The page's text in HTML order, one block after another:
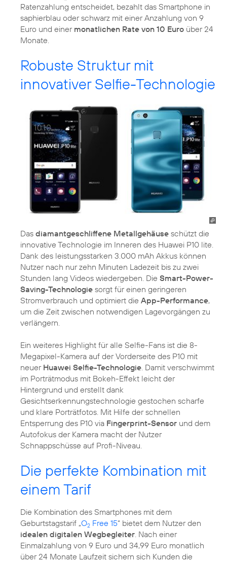
Ratenzahlung entscheidet, bezahlt das Smartphone in
saphierblau oder schwarz mit einer Anzahlung von 9
Euro und einer monatlichen Rate von 10 Euro über 24
Monate.
Robuste Struktur mit
innovativer Selfie-Technologie
Das diamantgeschliffene Metallgehäuse schützt die
innovative Technologie im Inneren des Huawei P10 lite.
Dank des leistungsstarken 3.000 mAh Akkus können
Nutzer nach nur zehn Minuten Ladezeit bis zu zwei
Stunden lang Videos wiedergeben. Die Smart-Power-
Saving-Technologie sorgt für einen geringeren
Stromverbrauch und optimiert die App-Performance,
um die Zeit zwischen notwendigen Lagevorgängen zu
verlängern.
Ein weiteres Highlight für alle Selfie-Fans ist die 8-
Megapixel-Kamera auf der Vorderseite des P10 mit
neuer Huawei Selfie-Technologie. Damit verschwimmt
im Porträtmodus mit Bokeh-Effekt leicht der
Hintergrund und erstellt dank
Gesichtserkennungstechnologie gestochen scharfe
und klare Porträtfotos. Mit Hilfe der schnellen
Entsperrung des P10 via Fingerprint-Sensor und dem
Autofokus der Kamera macht der Nutzer
Schnappschüsse auf Profi-Niveau.
Die perfekte Kombination mit
einem Tarif
Die Kombination des Smartphones mit dem
Geburtstagstarif „O2 Free 15“ bietet dem Nutzer den
idealen digitalen Wegbegleiter. Nach einer
Einmalzahlung von 9 Euro und 34,99 Euro monatlich
über 24 Monate Laufzeit sichern sich Kunden die